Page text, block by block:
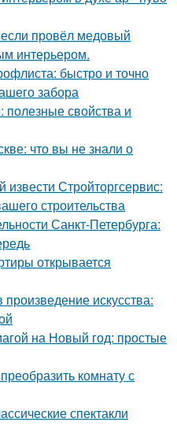
провёл медовый
интерьером.
быстро и точно
забора
полезные свойства и
что вы не знали о
Стройторгсервис:
строительства
Санкт-Петербурга:
открывается
искусства:
на Новый год: простые
комнату с
спектакли